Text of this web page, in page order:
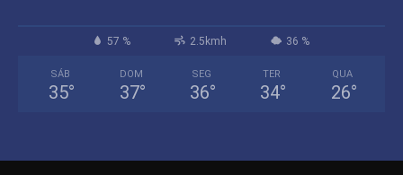
57 % 2.5kmh 36 %
SÁB
35°
DOM
37°
SEG
36°
TER
34°
QUA
26°